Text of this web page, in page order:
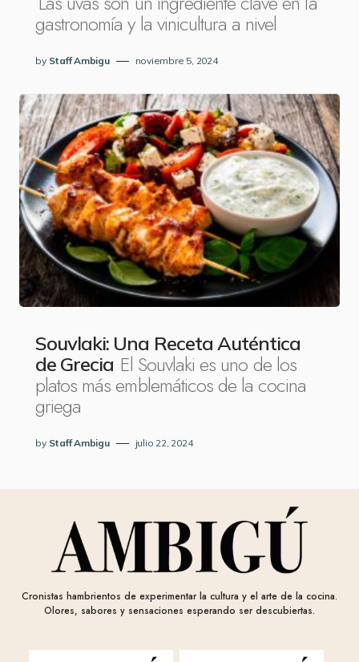
gastronomía y la vinicultura a nivel
by Staff Ambigu noviembre 5, 2024
Souvlaki: Una Receta Auténtica
de Grecia El Souvlaki es uno de los
platos más emblemáticos de la cocina
griega
by Staff Ambigu julio 22, 2024
Cronistas hambrientos de experimentar la cultura y el arte de la cocina.
Olores, sabores y sensaciones esperando ser descubiertas.